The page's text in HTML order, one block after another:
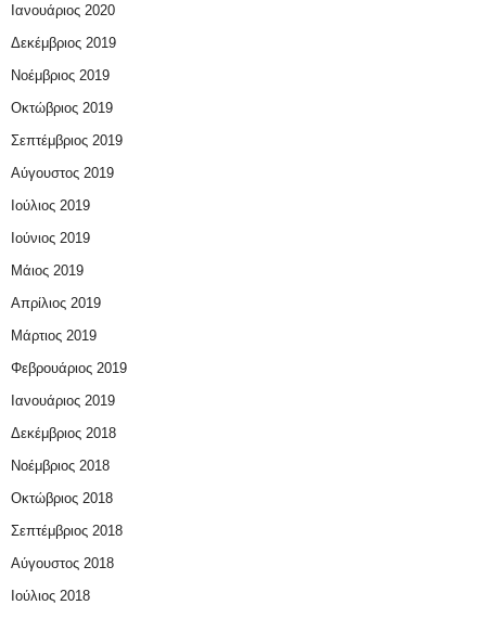
Ιανουάριος 2020
Δεκέμβριος 2019
Νοέμβριος 2019
Οκτώβριος 2019
Σεπτέμβριος 2019
Αύγουστος 2019
Ιούλιος 2019
Ιούνιος 2019
Μάιος 2019
Απρίλιος 2019
Μάρτιος 2019
Φεβρουάριος 2019
Ιανουάριος 2019
Δεκέμβριος 2018
Νοέμβριος 2018
Οκτώβριος 2018
Σεπτέμβριος 2018
Αύγουστος 2018
Ιούλιος 2018